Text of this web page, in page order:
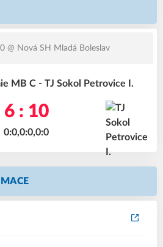
@ Nová SH Mladá Boleslav
MB C - TJ Sokol Petrovice I.
6 : 10
0:0,0:0,0:0